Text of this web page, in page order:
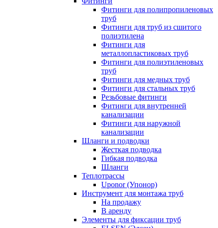
Фитинги для полипропиленовых
труб
Фитинги для труб из сшитого
полиэтилена
Фитинги для
металлопластиковых труб
Фитинги для полиэтиленовых
труб
Фитинги для медных труб
Фитинги для стальных труб
Резьбовые фитинги
Фитинги для внутренней
канализации
Фитинги для наружной
канализации
Шланги и подводки
Жесткая подводка
Гибкая подводка
Шланги
Теплотрассы
Uponor (Упонор)
Инструмент для монтажа труб
На продажу
В аренду
Элементы для фиксации труб